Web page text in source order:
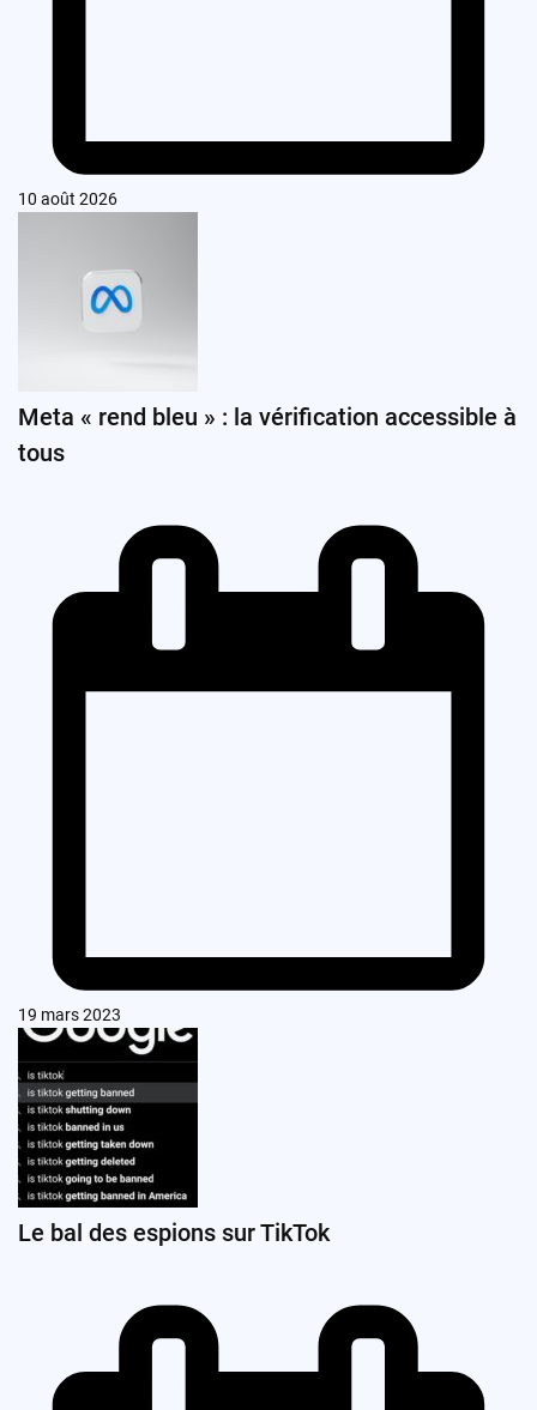
10 août 2026
Meta « rend bleu » : la vérification accessible à
tous
19 mars 2023
Le bal des espions sur TikTok